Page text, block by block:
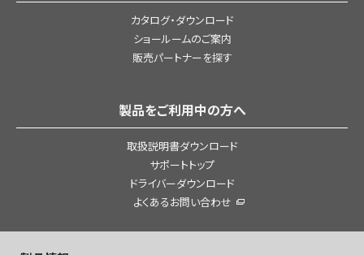
カタログ・ダウンロード
ショールームのご案内
販売パートナーを探す
製品をご利用中の方へ
取扱説明書ダウンロード
サポートトップ
ドライバーダウンロード
よくあるお問い合わせ